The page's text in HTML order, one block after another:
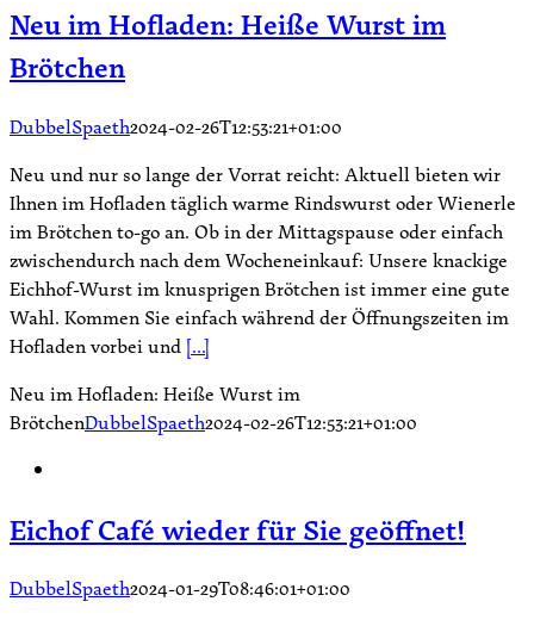
Neu im Hofladen: Heiße Wurst im
Brötchen
DubbelSpaeth2024-02-26T12:53:21+01:00
Neu und nur so lange der Vorrat reicht: Aktuell bieten wir
Ihnen im Hofladen täglich warme Rindswurst oder Wienerle
im Brötchen to-go an. Ob in der Mittagspause oder einfach
zwischendurch nach dem Wocheneinkauf: Unsere knackige
Eichhof-Wurst im knusprigen Brötchen ist immer eine gute
Wahl. Kommen Sie einfach während der Öffnungszeiten im
Hofladen vorbei und [...]
Neu im Hofladen: Heiße Wurst im
BrötchenDubbelSpaeth2024-02-26T12:53:21+01:00
Eichof Café wieder für Sie geöffnet!
DubbelSpaeth2024-01-29T08:46:01+01:00